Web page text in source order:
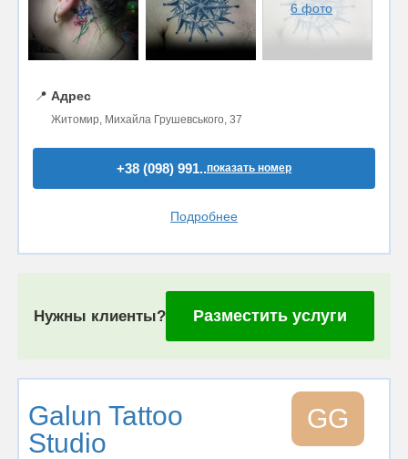
6 фото
📍 Адрес
Житомир, Михайла Грушевського, 37
+38 (098) 991..показать номер
Подробнее
Нужны клиенты? Разместить услуги
Galun Tattoo
Studio
GG